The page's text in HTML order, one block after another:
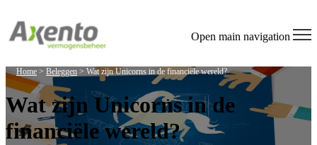
Open main navigation
Home > Beleggen > Wat zijn Unicorns in de financiële wereld?
Wat zijn Unicorns in de
financiële wereld?